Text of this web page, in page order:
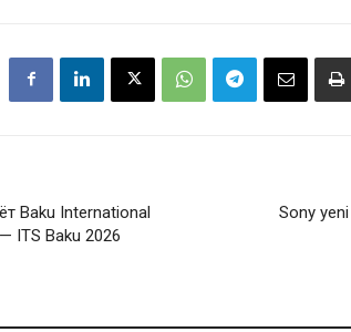
Baku International
ITS Baku 2026
Sony yeni